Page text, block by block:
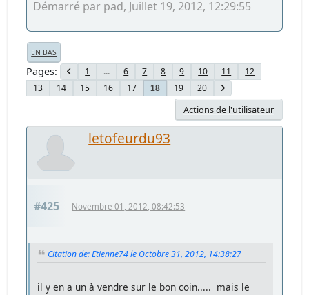
Démarré par pad, Juillet 19, 2012, 12:29:55
EN BAS
Pages 1 ... 6 7 8 9 10 11
12
13
14 15 16 17 18 19 20
Actions de l'utilisateur
letofeurdu93
#425 Novembre 01, 2012, 08:42:53
Citation de: Etienne74 le Octobre 31, 2012, 14:38:27
il y en a un à vendre sur le bon coin..... mais le